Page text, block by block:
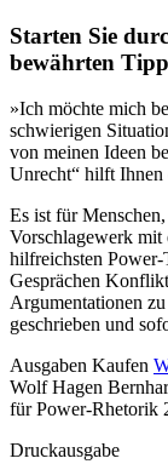
Starten Sie
bewährten
»Ich möchte mich
schwierigen
von meinen Ideen
Unrecht“ hilft Ihnen
Es ist für
Vorschlagewerk mit
hilfreichsten
Gesprächen
Argumentationen
geschrieben und
Details
und
Inhalte
Ausgaben Kaufen
Wolf Hagen
für Power-Rhetorik
Druckausgabe